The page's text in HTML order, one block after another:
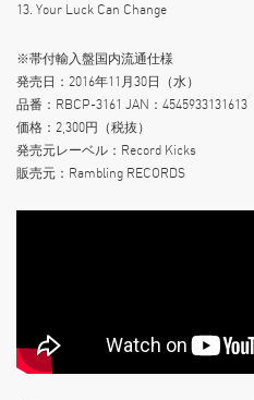
13. Your Luck Can Change
※帯付輸入盤国内流通仕様
発売日：2016年11月30日（水）
品番：RBCP-3161 JAN：4545933131613
価格：2,300円（税抜）
発売元レーベル：Record Kicks
販売元：Rambling RECORDS